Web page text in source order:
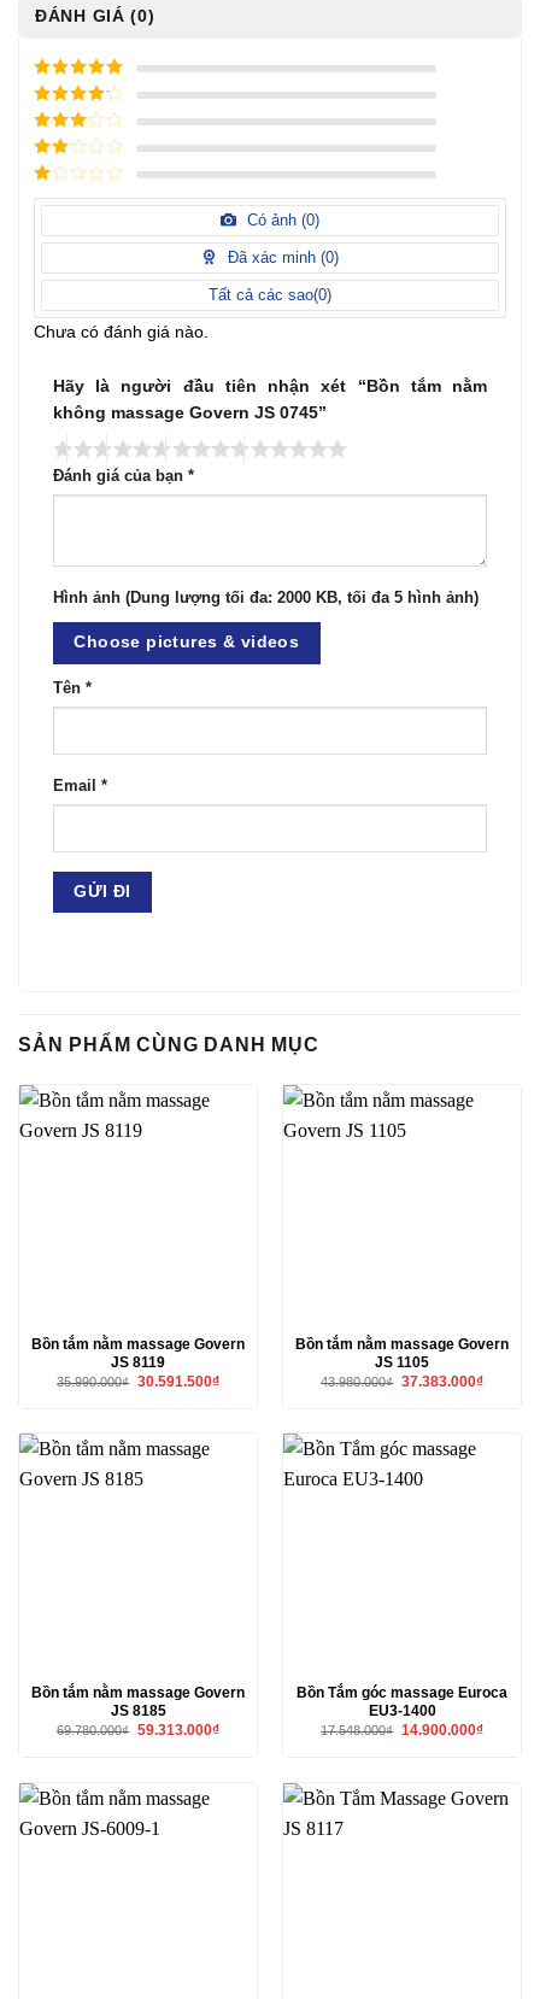
ĐÁNH GIÁ (0)
5/ 5 điểm
4/ 5
điểm
3/ 5
điểm
2/
điểm
1
điểm
Có ảnh (0)
Đã xác minh (0)
Tất cả các sao(0)
Chưa có đánh giá nào.
Hãy là người đầu tiên nhận xét “Bồn tắm nằm
không massage Govern JS 0745”
Đánh giá của bạn *
Hình ảnh (Dung lượng tối đa: 2000 KB, tối đa 5 hình ảnh)
Choose pictures & videos
Tên *
Email *
SẢN PHẨM CÙNG DANH MỤC
Bồn tắm nằm massage Govern
JS 8119
35.990.000₫ Giá
30.591.500₫Giá
30.591.500₫.
Bồn tắm nằm massage Govern
JS 1105
43.980.000₫ Giá
37.383.000₫Giá
Bồn tắm nằm massage Govern
JS 8185
69.780.000₫ Giá
59.313.000₫Giá
59.313.000₫.
Bồn Tắm góc massage Euroca
EU3-1400
17.548.000₫ Giá
14.900.000₫Giá